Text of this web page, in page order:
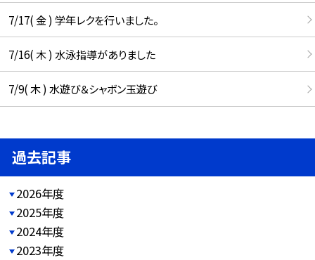
7/17( 金 ) 学年レクを行いました。
7/16( 木 ) 水泳指導がありました
7/9( 木 ) 水遊び＆シャボン玉遊び
過去記事
2026年度
2025年度
2024年度
2023年度